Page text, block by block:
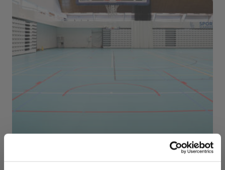
Sport Vlaanderen Herentals